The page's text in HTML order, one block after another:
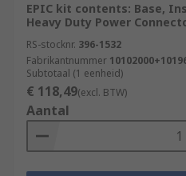
EPIC kit contents: Base,
Heavy Duty Power
RS-stocknr. 396-1532
Fabrikantnummer
Subtotaal (1 eenheid)
€ 118,49(excl. BTW)
Aantal